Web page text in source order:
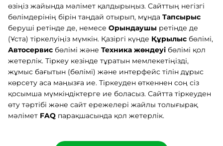
өзіңіз жайында мәлімет қалдырыңыз. Сайттың негізгі
бөлімдерінің бірін таңдай отырып, мұнда Тапсырыс
беруші ретінде де, немесе Орындаушы ретінде де
(Ұста) тіркелуіңіз мүмкін. Қазіргі күнде Құрылыс бөлімі,
Автосервис бөлімі және Техника жөндеуі бөлімі қол
жетерлік. Тіркеу кезінде тұратын мемлекетіңізді,
жұмыс бағытын (бөлімі) және интерфейс тілін дұрыс
көрсету аса маңызға ие. Тіркеуден өткеннен соң сіз
қосымша мүмкіндіктерге ие боласыз. Сайтта тіркеуден
өту тәртібі және сайт ережелері жайлы толығырақ
мәлімет FAQ парақшасында қол жетерлік.